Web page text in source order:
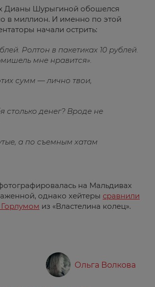
Дианы Шурыгиной обошелся
в миллион. И именно по этой
начали острить:
Ролтон в пакетиках 10 рублей.
мне нравится».
сумм — лично твои,
столько денег? Вроде не
а по съемным хатам
на Мальдивах
однако хейтеры сравнили
Горлумом из «Властелина колец».
Ольга Волкова